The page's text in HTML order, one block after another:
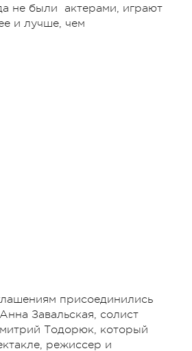
не были актерами, играют
и лучше, чем
присоединились
Завальская, солист
Тодорюк, который
режиссер и